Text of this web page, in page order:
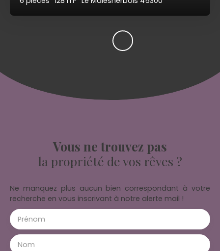
Vous ne trouvez pas
la propriété de vos rêves ?
Ne manquez plus aucun bien correspondant à votre
recherche en vous inscrivant à notre alerte mail !
Prénom
Nom